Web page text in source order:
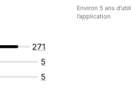
271
5
5
Environ 5 ans
l’application